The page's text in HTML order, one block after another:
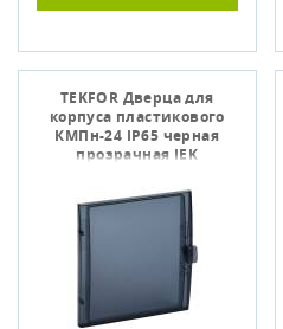
TEKFOR Дверца для
корпуса пластикового
КМПн-24 IP65 черная
прозрачная IEK